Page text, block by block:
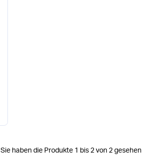
Sie haben die Produkte 1 bis 2 von 2 gesehen